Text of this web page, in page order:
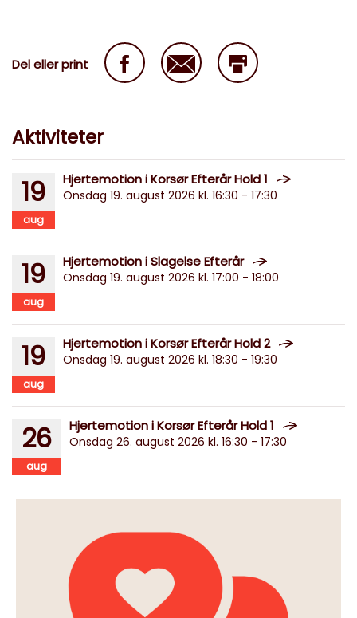
Del eller print
Aktiviteter
19
aug
Hjertemotion i Korsør Efterår Hold 1
Onsdag 19. august 2026 kl. 16:30 - 17:30
19
aug
Hjertemotion i Slagelse Efterår
Onsdag 19. august 2026 kl. 17:00 - 18:00
19
aug
Hjertemotion i Korsør Efterår Hold 2
Onsdag 19. august 2026 kl. 18:30 - 19:30
26
aug
Hjertemotion i Korsør Efterår Hold 1
Onsdag 26. august 2026 kl. 16:30 - 17:30